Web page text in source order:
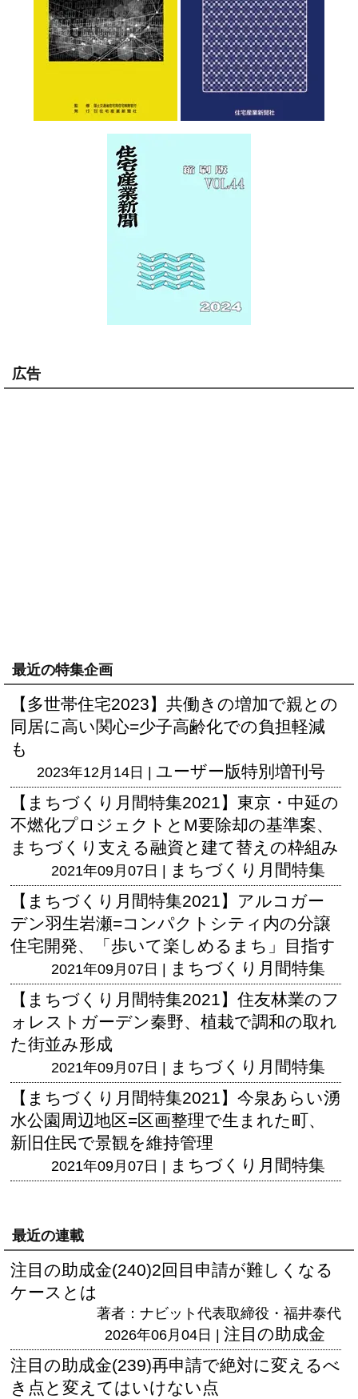
広告
最近の特集企画
【多世帯住宅2023】共働きの増加で親との
同居に高い関心=少子高齢化での負担軽減
も
2023年12月14日 | ユーザー版特別増刊号
【まちづくり月間特集2021】東京・中延の
不燃化プロジェクトとM要除却の基準案、
まちづくり支える融資と建て替えの枠組み
2021年09月07日 | まちづくり月間特集
【まちづくり月間特集2021】アルコガー
デン羽生岩瀬=コンパクトシティ内の分譲
住宅開発、「歩いて楽しめるまち」目指す
2021年09月07日 | まちづくり月間特集
【まちづくり月間特集2021】住友林業のフ
ォレストガーデン秦野、植栽で調和の取れ
た街並み形成
2021年09月07日 | まちづくり月間特集
【まちづくり月間特集2021】今泉あらい湧
水公園周辺地区=区画整理で生まれた町、
新旧住民で景観を維持管理
2021年09月07日 | まちづくり月間特集
最近の連載
注目の助成金(240)2回目申請が難しくなる
ケースとは
著者：ナビット代表取締役・福井泰代
2026年06月04日 | 注目の助成金
注目の助成金(239)再申請で絶対に変えるべ
き点と変えてはいけない点